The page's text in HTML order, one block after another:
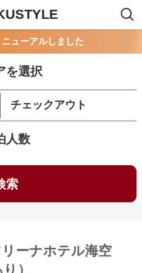
ューアルしました
を選択
チェックアウト
人数
索
ーナホテル海空
）